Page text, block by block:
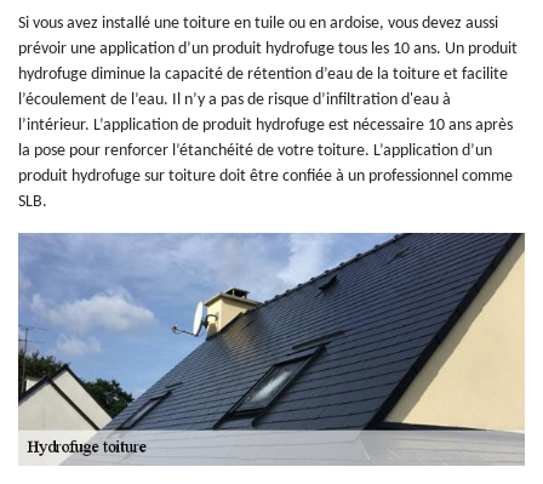
Si vous avez installé une toiture en tuile ou en ardoise, vous devez aussi
prévoir une application d’un produit hydrofuge tous les 10 ans. Un produit
hydrofuge diminue la capacité de rétention d’eau de la toiture et facilite
l’écoulement de l’eau. Il n’y a pas de risque d’infiltration d'eau à
l’intérieur. L’application de produit hydrofuge est nécessaire 10 ans après
la pose pour renforcer l’étanchéité de votre toiture. L’application d’un
produit hydrofuge sur toiture doit être confiée à un professionnel comme
SLB.